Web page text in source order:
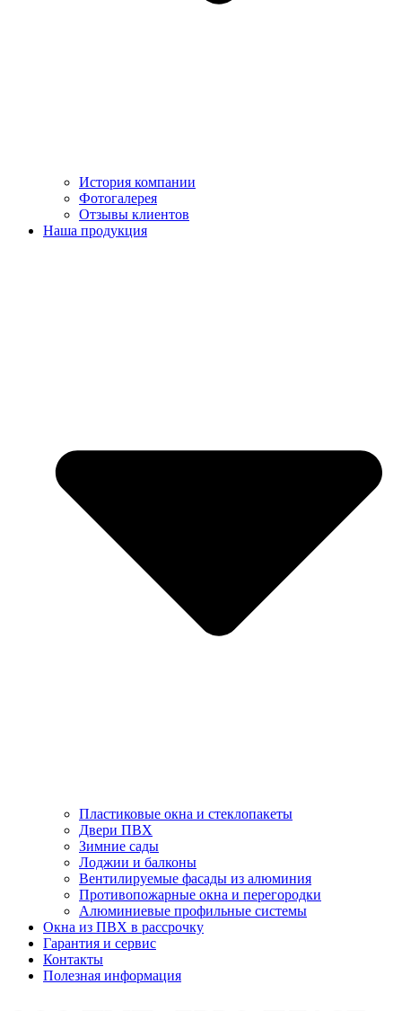
История компании
Фотогалерея
Отзывы клиентов
Наша продукция
Пластиковые окна и стеклопакеты
Двери ПВХ
Зимние сады
Лоджии и балконы
Вентилируемые фасады из алюминия
Противопожарные окна и перегородки
Алюминиевые профильные системы
Окна из ПВХ в рассрочку
Гарантия и сервис
Контакты
Полезная информация